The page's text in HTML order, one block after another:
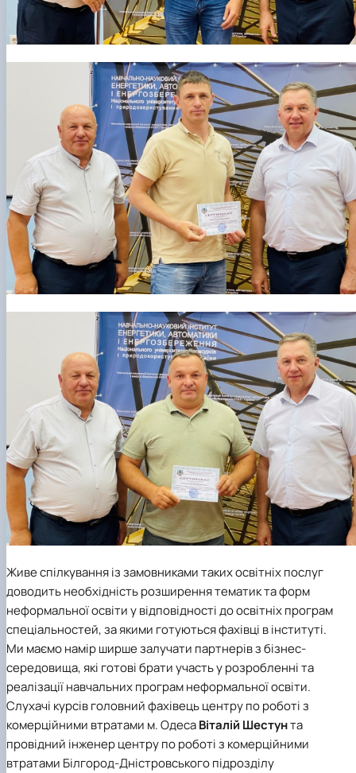
Живе спілкування із замовниками таких освітніх послуг
доводить необхідність розширення тематик та форм
неформальної освіти у відповідності до освітніх програм
спеціальностей, за якими готуються фахівці в інституті.
Ми маємо намір ширше залучати партнерів з бізнес-
середовища, які готові брати участь у розробленні та
реалізації навчальних програм неформальної освіти.
Слухачі курсів головний фахівець центру по роботі з
комерційними втратами м. ОдесаВіталій Шестунта
провідний інженер центру по роботі з комерційними
втратами Білгород-Дністровського підрозділу